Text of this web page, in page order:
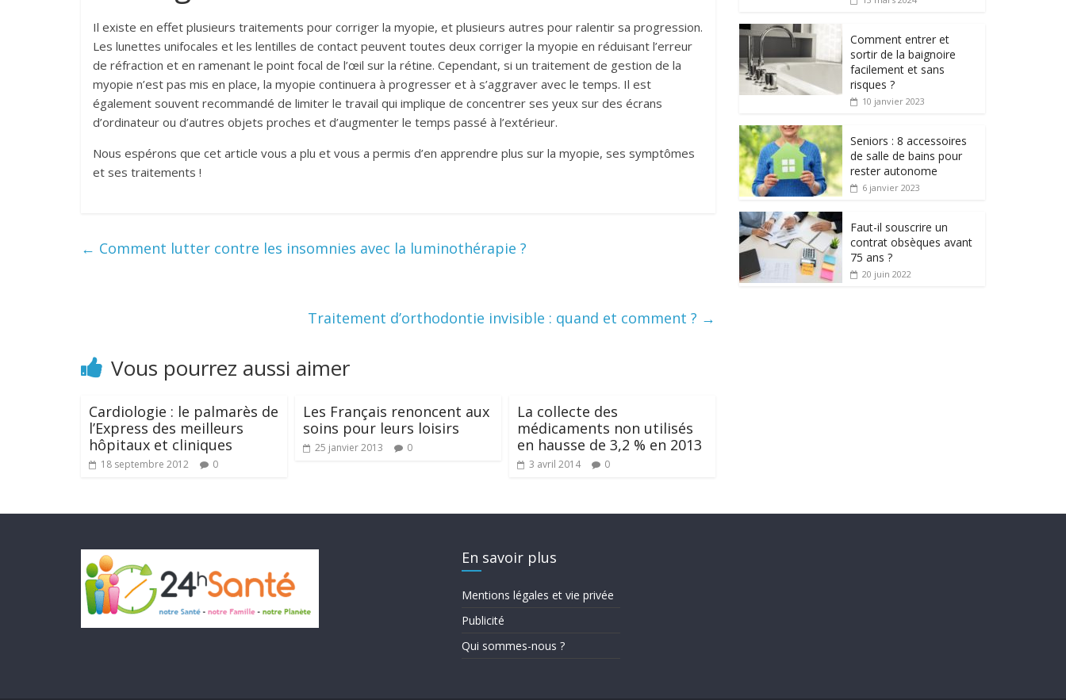
Il existe en effet plusieurs traitements pour corriger la myopie, et plusieurs autres pour ralentir sa progression.
Les lunettes unifocales et les lentilles de contact peuvent toutes deux corriger la myopie en réduisant l’erreur
de réfraction et en ramenant le point focal de l’œil sur la rétine. Cependant, si un traitement de gestion de la
myopie n’est pas mis en place, la myopie continuera à progresser et à s’aggraver avec le temps. Il est
également souvent recommandé de limiter le travail qui implique de concentrer ses yeux sur des écrans
d’ordinateur ou d’autres objets proches et d’augmenter le temps passé à l’extérieur.
Nous espérons que cet article vous a plu et vous a permis d’en apprendre plus sur la myopie, ses symptômes
et ses traitements !
← Comment lutter contre les insomnies avec la luminothérapie ?
Traitement d’orthodontie invisible : quand et comment ? →
Vous pourrez aussi aimer
Cardiologie : le palmarès de
l’Express des meilleurs
hôpitaux et cliniques
18 septembre 2012 0
Les Français renoncent aux
soins pour leurs loisirs
25 janvier 2013 0
La collecte des
médicaments non utilisés
en hausse de 3,2 % en 2013
3 avril 2014 0
Comment entrer et
sortir de la baignoire
facilement et sans
risques ?
10 janvier 2023
Seniors : 8 accessoires
de salle de bains pour
rester autonome
6 janvier 2023
Faut-il souscrire un
contrat obsèques avant
75 ans ?
20 juin 2022
En savoir plus
Mentions légales et vie privée
Publicité
Qui sommes-nous ?